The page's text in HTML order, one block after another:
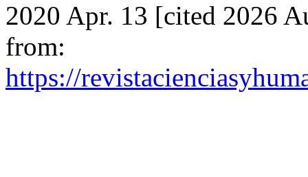
2020 Apr. 13 [cited 2026
from:
https://